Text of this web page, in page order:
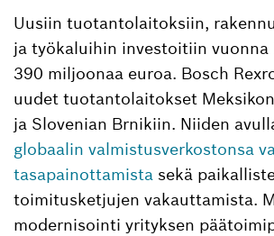
Uusiin tuotantolaitoksiin,
ja työkaluihin investoitiin vuonna
390 miljoonaa euroa. Bosch
uudet tuotantolaitokset
ja Slovenian Brnikiin. Niiden
globaalin valmistusverkostonsa
tasapainottamista sekä
toimitusketjujen vakauttamista.
modernisointi yrityksen